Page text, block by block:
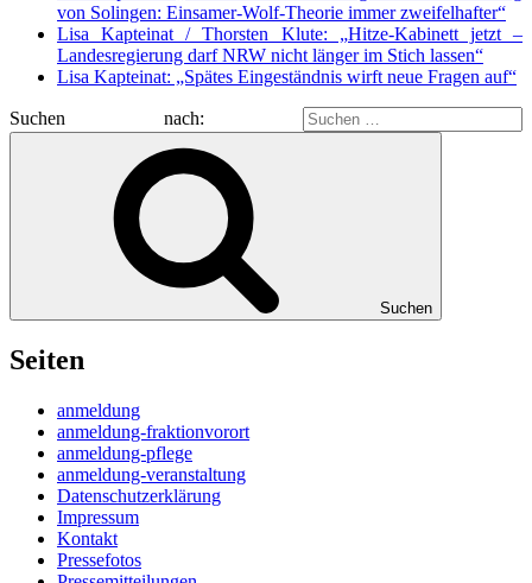
von Solingen: Einsamer-Wolf-Theorie immer zweifelhafter“
Lisa Kapteinat / Thorsten Klute: „Hitze-Kabinett jetzt –
Landesregierung darf NRW nicht länger im Stich lassen“
Lisa Kapteinat: „Spätes Eingeständnis wirft neue Fragen auf“
Suchen nach:
Suchen
Seiten
anmeldung
anmeldung-fraktionvorort
anmeldung-pflege
anmeldung-veranstaltung
Datenschutzerklärung
Impressum
Kontakt
Pressefotos